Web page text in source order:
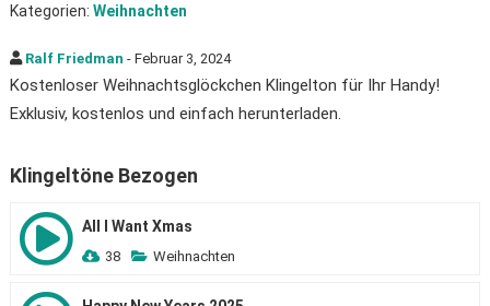
Kategorien: Weihnachten
Ralf Friedman - Februar 3, 2024
Kostenloser Weihnachtsglöckchen Klingelton für Ihr Handy!
Exklusiv, kostenlos und einfach herunterladen.
Klingeltöne Bezogen
All I Want Xmas
38 Weihnachten